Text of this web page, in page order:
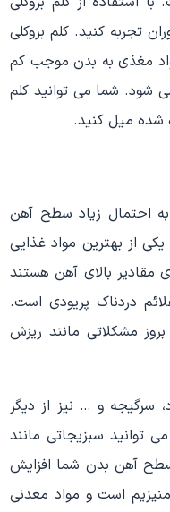
تجربه کنید. کلم بروکلی
مغذی به بدن موجب کم
شود. شما می توانید کلم
شده میل کنید.
به احتمال زیاد سطح آهن
از بهترین مواد غذایی
مقادیر بالای آهن هستند
دردناک پریودی است.
مشکلاتی مانند ریزش
سرگیجه و … نیز از دیگر
توانید سبزیجاتی مانند
آهن بدن شما افزایش
است و مواد معدنی